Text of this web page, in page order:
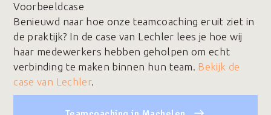
Voorbeeldcase
Benieuwd naar hoe onze teamcoaching eruit ziet in
de praktijk? In de case van Lechler lees je hoe wij
haar medewerkers hebben geholpen om echt
verbinding te maken binnen hun team. Bekijk de
case van Lechler.